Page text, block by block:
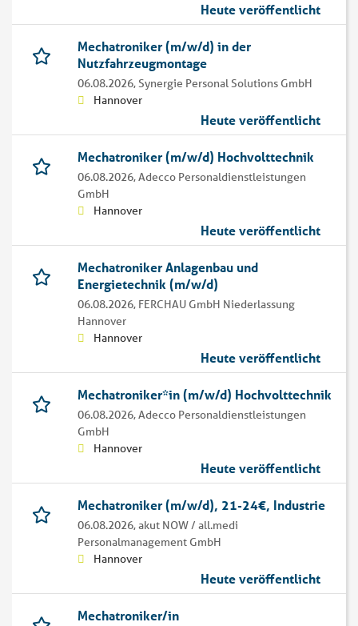
Heute veröffentlicht
Mechatroniker (m/w/d) in der
Nutzfahrzeugmontage
06.08.2026,Synergie Personal Solutions GmbH
Hannover
Heute veröffentlicht
Mechatroniker (m/w/d) Hochvolttechnik
06.08.2026,Adecco Personaldienstleistungen
GmbH
Hannover
Heute veröffentlicht
Mechatroniker Anlagenbau und
Energietechnik (m/w/d)
06.08.2026, FERCHAU GmbH Niederlassung
Hannover
Hannover
Heute veröffentlicht
Mechatroniker*in (m/w/d) Hochvolttechnik
06.08.2026,Adecco Personaldienstleistungen
GmbH
Hannover
Heute veröffentlicht
Mechatroniker (m/w/d), 21-24€, Industrie
06.08.2026,akut NOW / all.medi
Personalmanagement GmbH
Hannover
Heute veröffentlicht
Mechatroniker/in